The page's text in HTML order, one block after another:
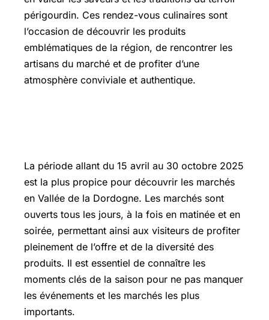
périgourdin. Ces rendez-vous culinaires sont
l’occasion de découvrir les produits
emblématiques de la région, de rencontrer les
artisans du marché et de profiter d’une
atmosphère conviviale et authentique.
La période allant du 15 avril au 30 octobre 2025
est la plus propice pour découvrir les marchés
en Vallée de la Dordogne. Les marchés sont
ouverts tous les jours, à la fois en matinée et en
soirée, permettant ainsi aux visiteurs de profiter
pleinement de l’offre et de la diversité des
produits. Il est essentiel de connaître les
moments clés de la saison pour ne pas manquer
les événements et les marchés les plus
importants.